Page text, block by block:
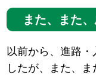
また、また
以前から、進路・
したが、また、